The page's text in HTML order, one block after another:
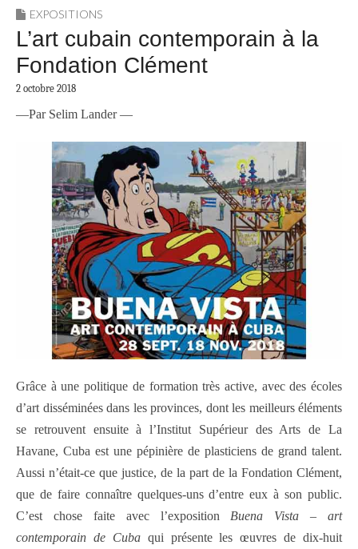
EXPOSITIONS
L’art cubain contemporain à la
Fondation Clément
2 octobre 2018
—Par Selim Lander —
Grâce à une politique de formation très active, avec des écoles
d’art disséminées dans les provinces, dont les meilleurs éléments
se retrouvent ensuite à l’Institut Supérieur des Arts de La
Havane, Cuba est une pépinière de plasticiens de grand talent.
Aussi n’était-ce que justice, de la part de la Fondation Clément,
que de faire connaître quelques-uns d’entre eux à son public.
C’est chose faite avec l’exposition Buena Vista – art
contemporain de Cuba qui présente les œuvres de dix-huit